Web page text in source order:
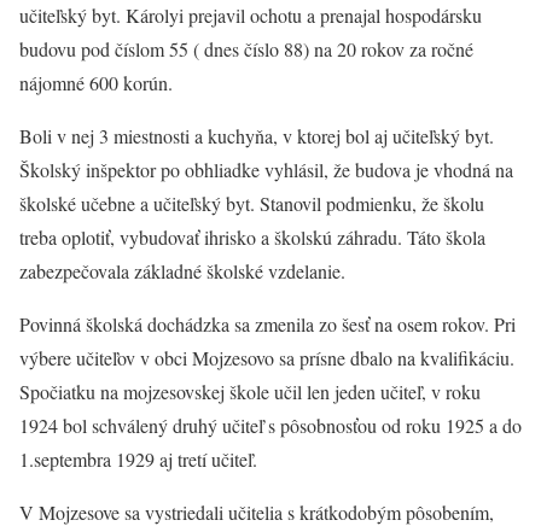
učiteľský byt. Károlyi prejavil ochotu a prenajal hospodársku
budovu pod číslom 55 ( dnes číslo 88) na 20 rokov za ročné
nájomné 600 korún.
Boli v nej 3 miestnosti a kuchyňa, v ktorej bol aj učiteľský byt.
Školský inšpektor po obhliadke vyhlásil, že budova je vhodná na
školské učebne a učiteľský byt. Stanovil podmienku, že školu
treba oplotiť, vybudovať ihrisko a školskú záhradu. Táto škola
zabezpečovala základné školské vzdelanie.
Povinná školská dochádzka sa zmenila zo šesť na osem rokov. Pri
výbere učiteľov v obci Mojzesovo sa prísne dbalo na kvalifikáciu.
Spočiatku na mojzesovskej škole učil len jeden učiteľ, v roku
1924 bol schválený druhý učiteľ s pôsobnosťou od roku 1925 a do
1.septembra 1929 aj tretí učiteľ.
V Mojzesove sa vystriedali učitelia s krátkodobým pôsobením,